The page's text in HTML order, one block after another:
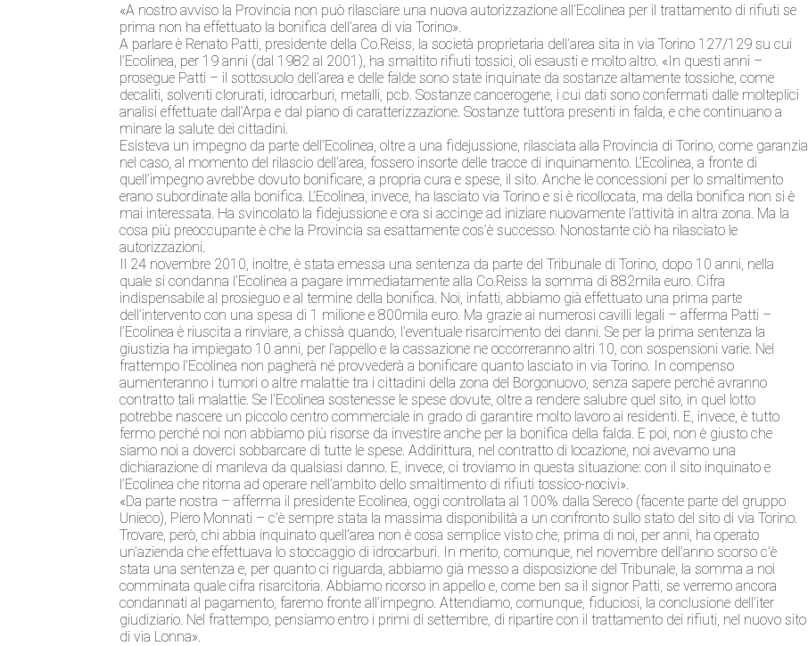
«A nostro avviso la Provincia non può rilasciare una nuova autorizzazione all’Ecolinea per il trattamento di rifiuti se
prima non ha effettuato la bonifica dell’area di via Torino».
A parlare è Renato Patti, presidente della Co.Reiss, la società proprietaria dell’area sita in via Torino 127/129 su cui
l’Ecolinea, per 19 anni (dal 1982 al 2001), ha smaltito rifiuti tossici, oli esausti e molto altro. «In questi anni –
prosegue Patti – il sottosuolo dell’area e delle falde sono state inquinate da sostanze altamente tossiche, come
decaliti, solventi clorurati, idrocarburi, metalli, pcb. Sostanze cancerogene, i cui dati sono confermati dalle molteplici
analisi effettuate dall’Arpa e dal piano di caratterizzazione. Sostanze tutt’ora presenti in falda, e che continuano a
minare la salute dei cittadini.
Esisteva un impegno da parte dell’Ecolinea, oltre a una fidejussione, rilasciata alla Provincia di Torino, come garanzia
nel caso, al momento del rilascio dell’area, fossero insorte delle tracce di inquinamento. L’Ecolinea, a fronte di
quell’impegno avrebbe dovuto bonificare, a propria cura e spese, il sito. Anche le concessioni per lo smaltimento
erano subordinate alla bonifica. L’Ecolinea, invece, ha lasciato via Torino e si è ricollocata, ma della bonifica non si è
mai interessata. Ha svincolato la fidejussione e ora si accinge ad iniziare nuovamente l’attività in altra zona. Ma la
cosa più preoccupante è che la Provincia sa esattamente cos’è successo. Nonostante ciò ha rilasciato le
autorizzazioni.
Il 24 novembre 2010, inoltre, è stata emessa una sentenza da parte del Tribunale di Torino, dopo 10 anni, nella
quale si condanna l’Ecolinea a pagare immediatamente alla Co.Reiss la somma di 882mila euro. Cifra
indispensabile al prosieguo e al termine della bonifica. Noi, infatti, abbiamo già effettuato una prima parte
dell’intervento con una spesa di 1 milione e 800mila euro. Ma grazie ai numerosi cavilli legali – afferma Patti –
l’Ecolinea è riuscita a rinviare, a chissà quando, l’eventuale risarcimento dei danni. Se per la prima sentenza la
giustizia ha impiegato 10 anni, per l’appello e la cassazione ne occorreranno altri 10, con sospensioni varie. Nel
frattempo l’Ecolinea non pagherà né provvederà a bonificare quanto lasciato in via Torino. In compenso
aumenteranno i tumori o altre malattie tra i cittadini della zona del Borgonuovo, senza sapere perché avranno
contratto tali malattie. Se l’Ecolinea sostenesse le spese dovute, oltre a rendere salubre quel sito, in quel lotto
potrebbe nascere un piccolo centro commerciale in grado di garantire molto lavoro ai residenti. E, invece, è tutto
fermo perché noi non abbiamo più risorse da investire anche per la bonifica della falda. E poi, non è giusto che
siamo noi a doverci sobbarcare di tutte le spese. Addirittura, nel contratto di locazione, noi avevamo una
dichiarazione di manleva da qualsiasi danno. E, invece, ci troviamo in questa situazione: con il sito inquinato e
l’Ecolinea che ritorna ad operare nell’ambito dello smaltimento di rifiuti tossico-nocivi».
«Da parte nostra – afferma il presidente Ecolinea, oggi controllata al 100% dalla Sereco (facente parte del gruppo
Unieco), Piero Monnati – c’è sempre stata la massima disponibilità a un confronto sullo stato del sito di via Torino.
Trovare, però, chi abbia inquinato quell’area non è cosa semplice visto che, prima di noi, per anni, ha operato
un’azienda che effettuava lo stoccaggio di idrocarburi. In merito, comunque, nel novembre dell’anno scorso c’è
stata una sentenza e, per quanto ci riguarda, abbiamo già messo a disposizione del Tribunale, la somma a noi
comminata quale cifra risarcitoria. Abbiamo ricorso in appello e, come ben sa il signor Patti, se verremo ancora
condannati al pagamento, faremo fronte all’impegno. Attendiamo, comunque, fiduciosi, la conclusione dell’iter
giudiziario. Nel frattempo, pensiamo entro i primi di settembre, di ripartire con il trattamento dei rifiuti, nel nuovo sito
di via Lonna».